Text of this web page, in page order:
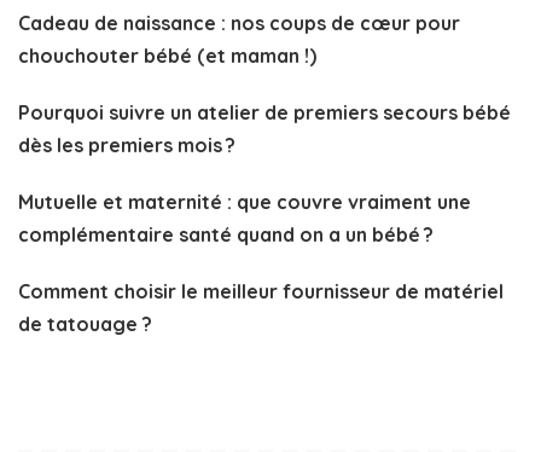
Cadeau de naissance : nos coups de cœur pour
chouchouter bébé (et maman !)
Pourquoi suivre un atelier de premiers secours bébé
dès les premiers mois ?
Mutuelle et maternité : que couvre vraiment une
complémentaire santé quand on a un bébé ?
Comment choisir le meilleur fournisseur de matériel
de tatouage ?